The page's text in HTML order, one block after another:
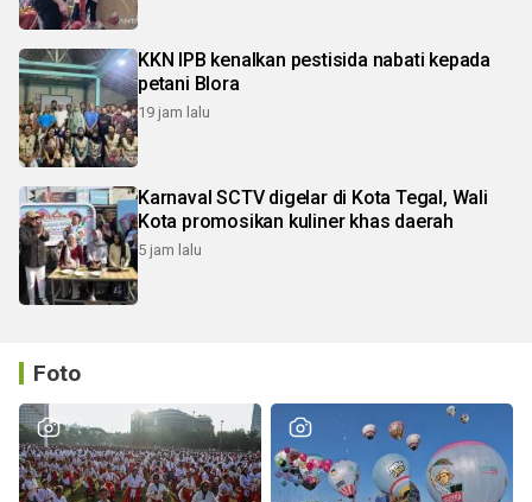
KKN IPB kenalkan pestisida nabati kepada
petani Blora
19 jam lalu
Karnaval SCTV digelar di Kota Tegal, Wali
Kota promosikan kuliner khas daerah
5 jam lalu
Foto